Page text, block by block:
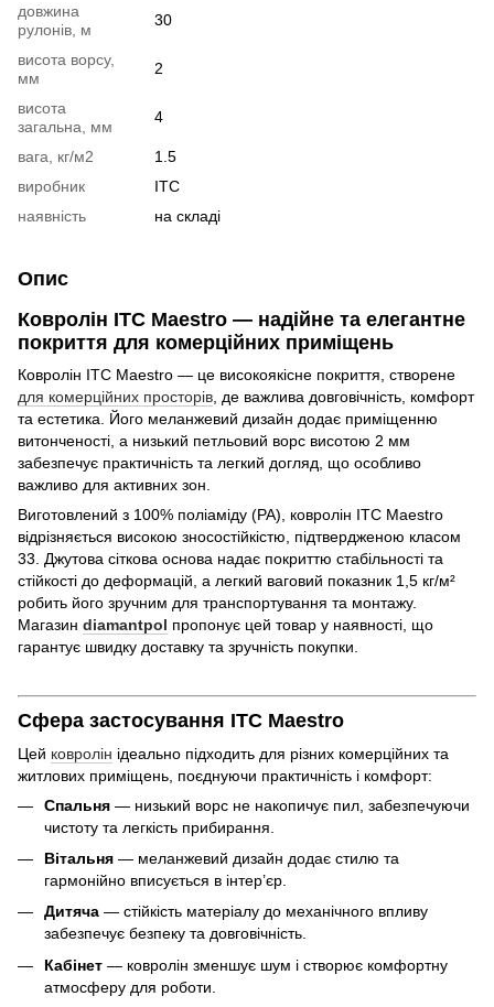
довжина
рулонів, м
30
висота ворсу,
мм
2
висота
загальна, мм
4
вага, кг/м2
1.5
виробник
ITC
наявність
на складі
Опис
Ковролін ITC Maestro — надійне та елегантне
покриття для комерційних приміщень
Ковролін ITC Maestro — це високоякісне покриття, створене
для комерційних просторів , де важлива довговічність, комфорт
та естетика. Його меланжевий дизайн додає приміщенню
витонченості, а низький петльовий ворс висотою 2 мм
забезпечує практичність та легкий догляд, що особливо
важливо для активних зон.
Виготовлений з 100% поліаміду (PA), ковролін ITC Maestro
відрізняється високою зносостійкістю, підтвердженою класом
33. Джутова сіткова основа надає покриттю стабільності та
стійкості до деформацій, а легкий ваговий показник 1,5 кг/м²
робить його зручним для транспортування та монтажу.
Магазин diamantpol пропонує цей товар у наявності, що
гарантує швидку доставку та зручність покупки.
Сфера застосування ITC Maestro
Цей ковролін ідеально підходить для різних комерційних та
житлових приміщень, поєднуючи практичність і комфорт:
Спальня — низький ворс не накопичує пил, забезпечуючи
чистоту та легкість прибирання.
Вітальня — меланжевий дизайн додає стилю та
гармонійно вписується в інтер’єр.
Дитяча — стійкість матеріалу до механічного впливу
забезпечує безпеку та довговічність.
Кабінет — ковролін зменшує шум і створює комфортну
атмосферу для роботи.